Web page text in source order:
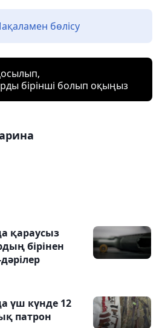
бөлісу
бірінші болып оқыңыз
қараусыз
бірінен
үш күнде 12
патрон